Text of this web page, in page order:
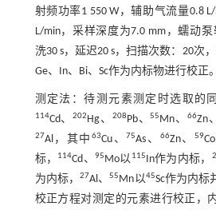
射频功率1 550 W，辅助气流量0.8
L/min，采样深度为7.0 mm，蠕动
洗30 s，延迟20 s，扫描次数：20次
Ge、In、Bi、Sc作为内标物进行校正。
测定法：待测元素测定时选取的
114Cd、202Hg、 208Pb、55Mn、 66Zn、
27Al，其中63Cu、 75As、 66Zn、 59
标，
114Cd、 95Mo以115In作为内标，
为内标，27Al、55Mn以45Sc作为内标
校正方程对测定的元素进行校正，